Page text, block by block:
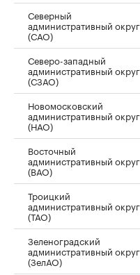
Северный
административный округ
(САО)
Северо-западный
административный округ
(СЗАО)
Новомосковский
административный округ
(НАО)
Восточный
административный округ
(ВАО)
Троицкий
административный округ
(ТАО)
Зеленоградский
административный округ
(ЗелАО)